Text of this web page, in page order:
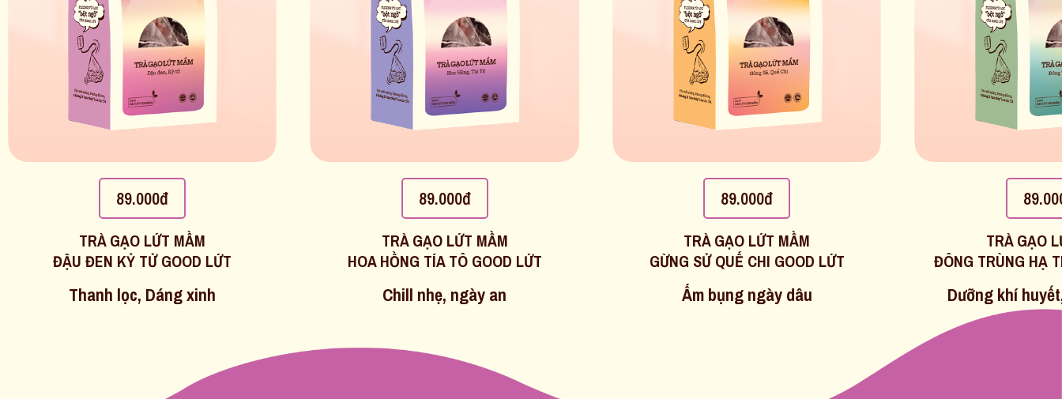
89.000đ
TRÀ GẠO LỨT MẦM
ĐẬU ĐEN KỶ TỬ GOOD LỨT
Thanh lọc, Dáng xinh
89.000đ
TRÀ GẠO LỨT MẦM
HOA HỒNG TÍA TÔ GOOD LỨT
Chill nhẹ, ngày an
89.000đ
TRÀ GẠO LỨT MẦM
GỪNG SỬ QUẾ CHI GOOD LỨT
Ấm bụng ngày dâu
TRÀ GẠO
ĐÔNG TRÙNG HẠ
Dưỡng khí